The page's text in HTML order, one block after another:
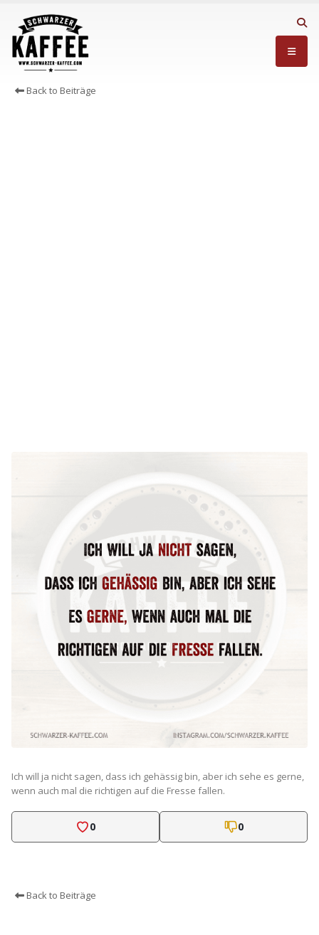
Back to Beiträge
Ich will ja nicht sagen, dass ich gehässig bin, aber ich sehe es gerne,
wenn auch mal die richtigen auf die Fresse fallen.
0 0
Back to Beiträge